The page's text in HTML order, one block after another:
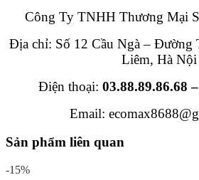
Công Ty TNHH Thương Mại
Địa chỉ: Số 12 Cầu Ngà – Đường
Liêm, Hà Nội
Điện thoại: 03.88.89.86.68 –
Email:
Sản phẩm liên quan
-15%